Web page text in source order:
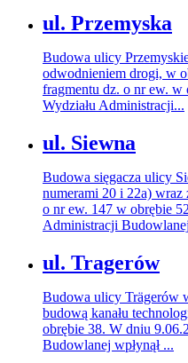
ul. Przemyska
Budowa ulicy
odwodnieniem drogi, w
fragmentu dz. o nr ew. w
Wydziału Administracji...
ul. Siewna
Budowa sięgacza ulicy
numerami 20 i 22a) wraz
o nr ew. 147 w obrębie
Administracji
ul. Tragerów
Budowa ulicy Trägerów
budową kanału
obrębie 38. W dniu
Budowlanej wpłynął ...